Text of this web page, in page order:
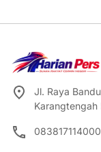
Jl. Raya
Karangtengah
083817114000